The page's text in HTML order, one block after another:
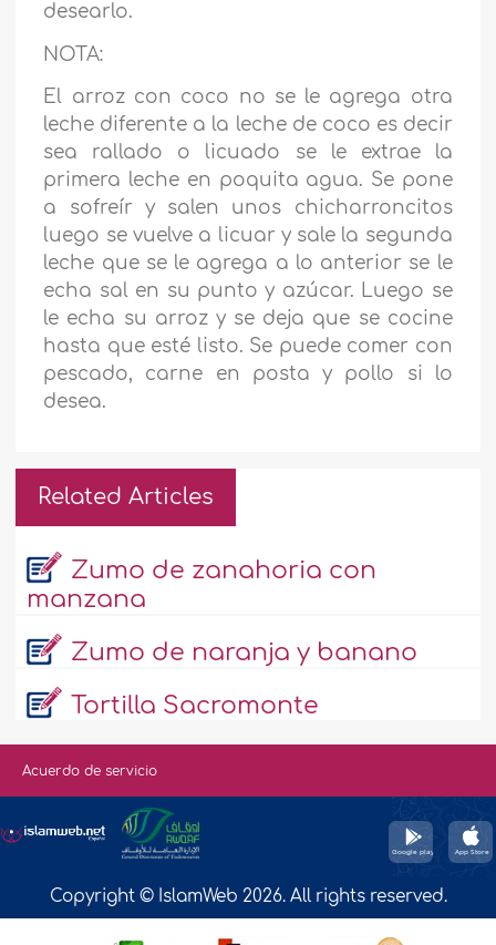
desearlo.
NOTA:
El arroz con coco no se le agrega otra
leche diferente a la leche de coco es decir
sea rallado o licuado se le extrae la
primera leche en poquita agua. Se pone
a sofreír y salen unos chicharroncitos
luego se vuelve a licuar y sale la segunda
leche que se le agrega a lo anterior se le
echa sal en su punto y azúcar. Luego se
le echa su arroz y se deja que se cocine
hasta que esté listo. Se puede comer con
pescado, carne en posta y pollo si lo
desea.
Related Articles
Zumo de zanahoria con
manzana
Zumo de naranja y banano
Tortilla Sacromonte
Acuerdo de servicio
Copyright © IslamWeb 2026. All rights reserved.